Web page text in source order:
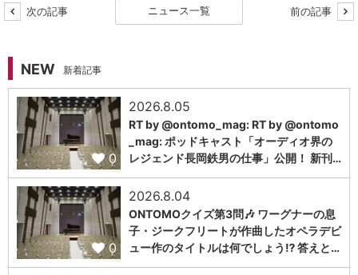
次の記事 ニュース一覧 前の記事
NEW 新着記事
0
2026.8.05
RT by @ontomo_mag: RT by @ontomo
_mag: ポッドキャスト「オーディオ界の
レジェンド長岡鉄男の仕事」公開！ 新刊…
0
2026.8.04
ONTOMOクイズ第3問🎶 ワーグナーの息
子・ジークフリートが作曲したオペラデビ
ュー作のタイトルは何でしょう⁉️ 答えと…